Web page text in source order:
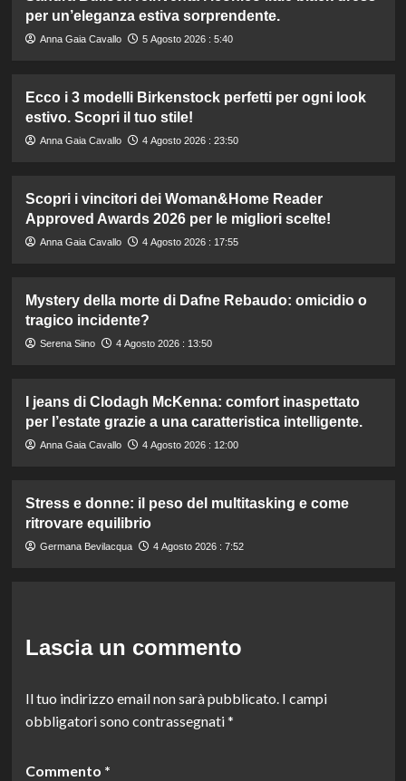
per un’eleganza estiva sorprendente.
Anna Gaia Cavallo 5 Agosto 2026 : 5:40
Ecco i 3 modelli Birkenstock perfetti per ogni look
estivo. Scopri il tuo stile!
Anna Gaia Cavallo 4 Agosto 2026 : 23:50
Scopri i vincitori dei Woman&Home Reader
Approved Awards 2026 per le migliori scelte!
Anna Gaia Cavallo 4 Agosto 2026 : 17:55
Mystery della morte di Dafne Rebaudo: omicidio o
tragico incidente?
Serena Siino 4 Agosto 2026 : 13:50
I jeans di Clodagh McKenna: comfort inaspettato
per l’estate grazie a una caratteristica intelligente.
Anna Gaia Cavallo 4 Agosto 2026 : 12:00
Stress e donne: il peso del multitasking e come
ritrovare equilibrio
Germana Bevilacqua 4 Agosto 2026 : 7:52
Lascia un commento
Il tuo indirizzo email non sarà pubblicato. I campi
obbligatori sono contrassegnati*
Commento *